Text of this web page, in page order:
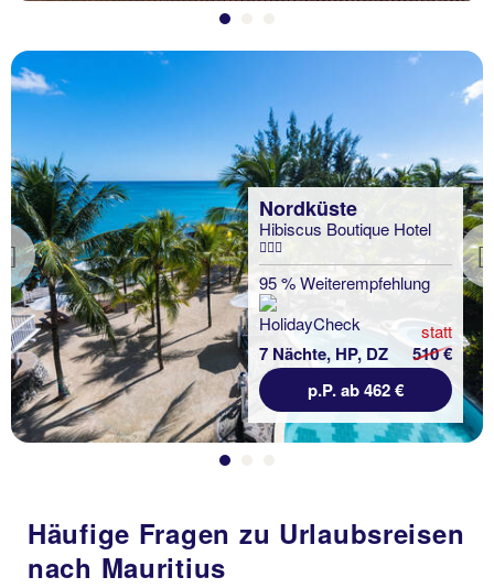
Previous
Nordküste
Hibiscus Boutique Hotel
95 % Weiterempfehlung
7 Nächte, HP, DZ
statt
510 €
p.P. ab 462 €
Häufige Fragen zu Urlaubsreisen
nach Mauritius